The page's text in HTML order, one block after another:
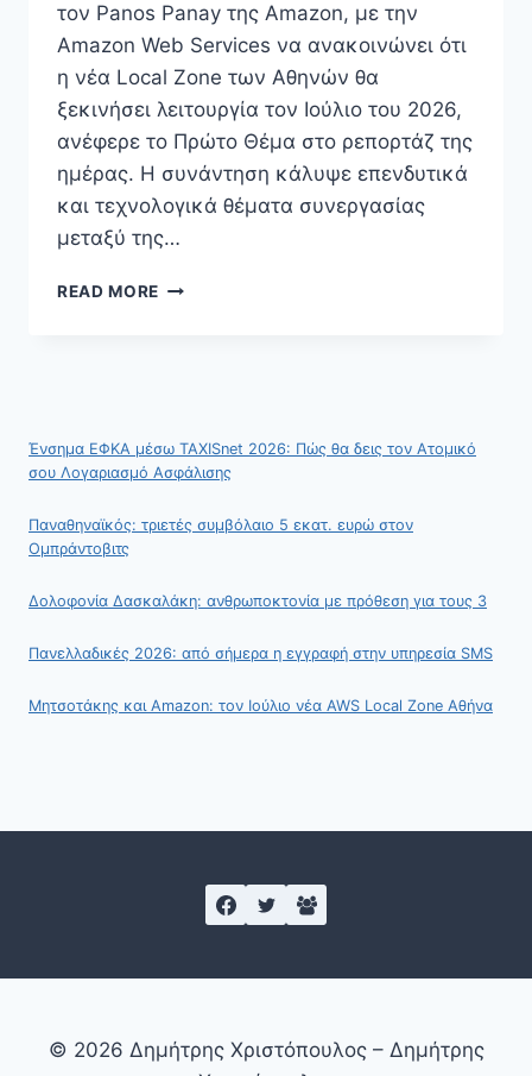
τον Panos Panay της Amazon, με την
Amazon Web Services να ανακοινώνει ότι
η νέα Local Zone των Αθηνών θα
ξεκινήσει λειτουργία τον Ιούλιο του 2026,
ανέφερε το Πρώτο Θέμα στο ρεπορτάζ της
ημέρας. Η συνάντηση κάλυψε επενδυτικά
και τεχνολογικά θέματα συνεργασίας
μεταξύ της…
READ MORE ΜΗΤΣΟΤΆΚΗΣ
LOCAL
ZONE
Ένσημα ΕΦΚΑ μέσω TAXISnet 2026: Πώς θα δεις τον Ατομικό
σου Λογαριασμό Ασφάλισης
Παναθηναϊκός: τριετές συμβόλαιο 5 εκατ. ευρώ στον
Ομπράντοβιτς
Δολοφονία Δασκαλάκη: ανθρωποκτονία με πρόθεση για τους 3
Πανελλαδικές 2026: από σήμερα η εγγραφή στην υπηρεσία SMS
Μητσοτάκης και Amazon: τον Ιούλιο νέα AWS Local Zone Αθήνα
© 2026 Δημήτρης Χριστόπουλος – Δημήτρης